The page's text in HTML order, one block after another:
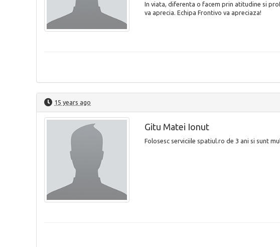
In viata, diferenta o facem prin atitudine si
va aprecia. Echipa Frontivo va apreciaza!
15 years ago
Gitu Matei Ionut
Folosesc serviciile spatiul.ro de 3 ani si sunt